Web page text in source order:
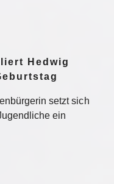
Hedwig
setzt sich
ein